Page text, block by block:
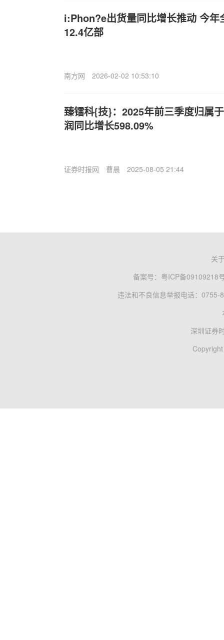
i:Phon?e出货量同比增长推动 今年
12.4亿部
南方网 2026-02-02 10:53:10
臻镭科{技}：2025年前三季度归属
润同比增长598.09%
证券时报网 曹晨 2025-08-05 21:44
关
备案号： 粤ICP备09109218
违法和不良信息举报电话：0755-
深圳证券